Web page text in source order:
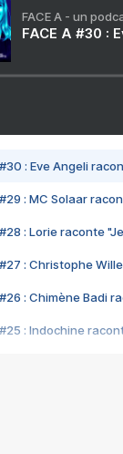
FACE A - un
FACE A #30 :
#30 : Eve Angeli
#29 : MC Solaar
#28 : Lorie raconte
#27 : Christophe
#26 : Chimène Badi
#25 : Indochine